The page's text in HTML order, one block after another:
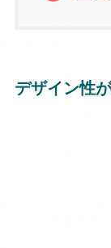
デザイン性